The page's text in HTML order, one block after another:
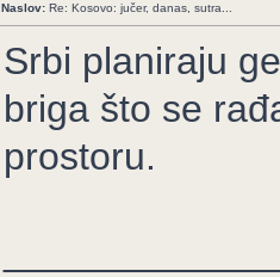
Naslov: Re: Kosovo: jučer, danas, sutra...
Srbi planiraju
briga što se
prostoru.